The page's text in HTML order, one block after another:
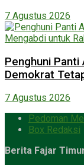
7 Agustus 2026
Penghuni Panti
Demokrat
7 Agustus 2026
Pedoman
Box Redaksi
Berita Fajar